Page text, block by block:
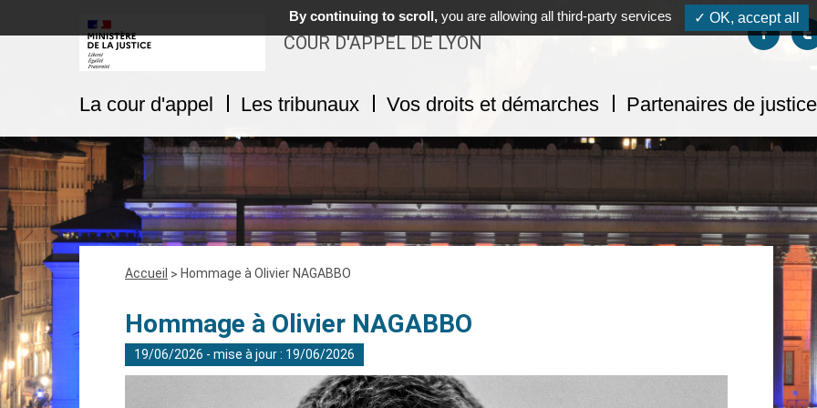
COUR D'APPEL DE LYON Suivez-
La cour d'appel Les tribunaux Vos droits et démarches Partenaires de justice
Fil
Accueil Hommage à Olivier NAGABBO
Hommage à Olivier NAGABBO
19/06/2026 - mise à jour : 19/06/2026
By continuing to scroll, you are allowing all third-party services ✓ OK, accept all